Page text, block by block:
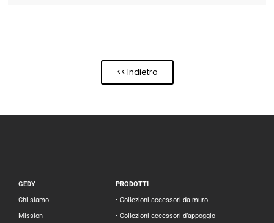
<< Indietro
GEDY
Chi siamo
Mission
PRODOTTI
• Collezioni accessori da muro
• Collezioni accessori d’appoggio